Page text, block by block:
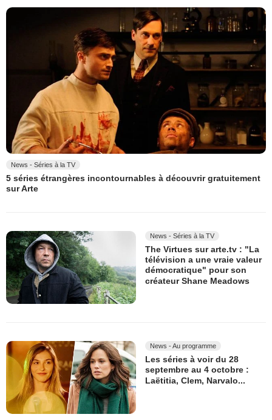
News - Séries à la TV
5 séries étrangères incontournables à découvrir gratuitement
sur Arte
News - Séries à la TV
The Virtues sur arte.tv : "La
télévision a une vraie valeur
démocratique" pour son
créateur Shane Meadows
News - Au programme
Les séries à voir du 28
septembre au 4 octobre :
Laëtitia, Clem, Narvalo...